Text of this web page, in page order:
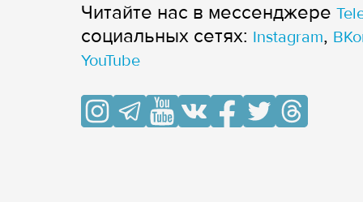
Читайте нас в мессенджере
cоциальных сетях: Instagram,
YouTube